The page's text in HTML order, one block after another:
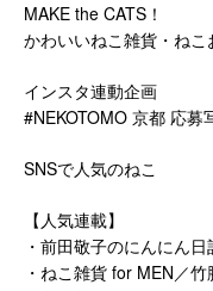
MAKE the CATS！
かわいいねこ雑貨・ね
インスタ連動企画
#NEKOTOMO 京都 応募
SNSで人気のねこ
【人気連載】
・前田敬子のにんにん
・ねこ雑貨 for MEN／